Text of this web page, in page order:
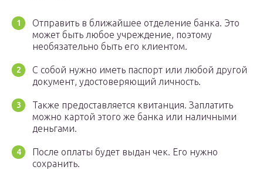
Отправить в ближайшее отделение банка. Это
может быть любое учреждение, поэтому
необязательно быть его клиентом.
С собой нужно иметь паспорт или любой другой
документ, удостоверяющий личность.
Также предоставляется квитанция. Заплатить
можно картой этого же банка или наличными
деньгами.
После оплаты будет выдан чек. Его нужно
сохранить.